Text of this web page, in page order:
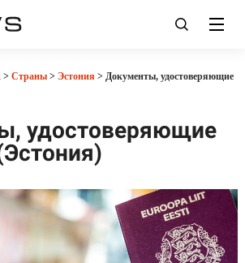
> Страны> Эстония > Документы, удостоверяющие
удостоверяющие